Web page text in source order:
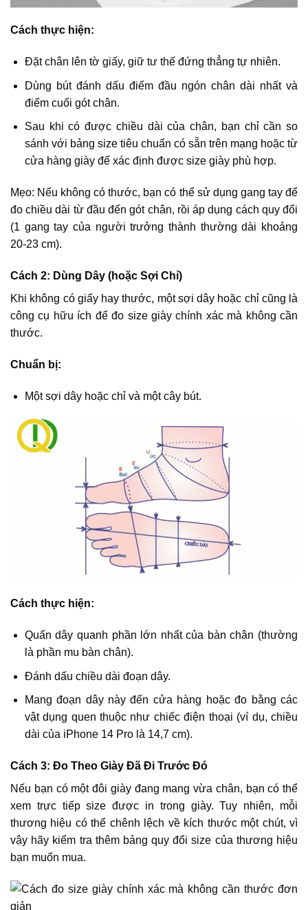
Cách thực hiện:
Đặt chân lên tờ giấy, giữ tư thế đứng thẳng tự nhiên.
Dùng bút đánh dấu điểm đầu ngón chân dài nhất và
điểm cuối gót chân.
Sau khi có được chiều dài của chân, bạn chỉ cần so
sánh với bảng size tiêu chuẩn có sẵn trên mạng hoặc từ
cửa hàng giày để xác định được size giày phù hợp.
Mẹo: Nếu không có thước, bạn có thể sử dụng gang tay để
đo chiều dài từ đầu đến gót chân, rồi áp dụng cách quy đổi
(1 gang tay của người trưởng thành thường dài khoảng
20-23 cm).
Cách 2: Dùng Dây (hoặc Sợi Chỉ)
Khi không có giấy hay thước, một sợi dây hoặc chỉ cũng là
công cụ hữu ích để đo size giày chính xác mà không cần
thước.
Chuẩn bị:
Một sợi dây hoặc chỉ và một cây bút.
Cách thực hiện:
Quấn dây quanh phần lớn nhất của bàn chân (thường
là phần mu bàn chân).
Đánh dấu chiều dài đoạn dây.
Mang đoạn dây này đến cửa hàng hoặc đo bằng các
vật dụng quen thuộc như chiếc điện thoại (ví dụ, chiều
dài của iPhone 14 Pro là 14,7 cm).
Cách 3: Đo Theo Giày Đã Đi Trước Đó
Nếu bạn có một đôi giày đang mang vừa chân, bạn có thể
xem trực tiếp size được in trong giày. Tuy nhiên, mỗi
thương hiệu có thể chênh lệch về kích thước một chút, vì
vậy hãy kiểm tra thêm bảng quy đổi size của thương hiệu
bạn muốn mua.